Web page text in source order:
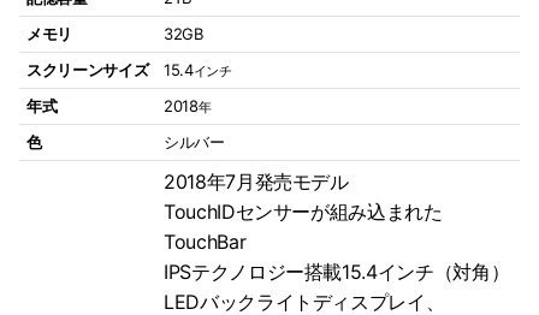
メモリ
32GB
スクリーンサイズ
15.4インチ
年式 2018年
色 シルバー
2018年7月発売モデル
TouchIDセンサーが組み込まれた
TouchBar
IPSテクノロジー搭載15.4インチ（対角）
LEDバックライトディスプレイ、